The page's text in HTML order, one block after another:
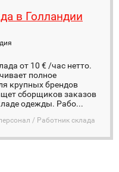
в Голландии
от 10 € /час нетто.
полное
крупных брендов
сборщиков заказов
одежды. Рабо...
/ Работник склада